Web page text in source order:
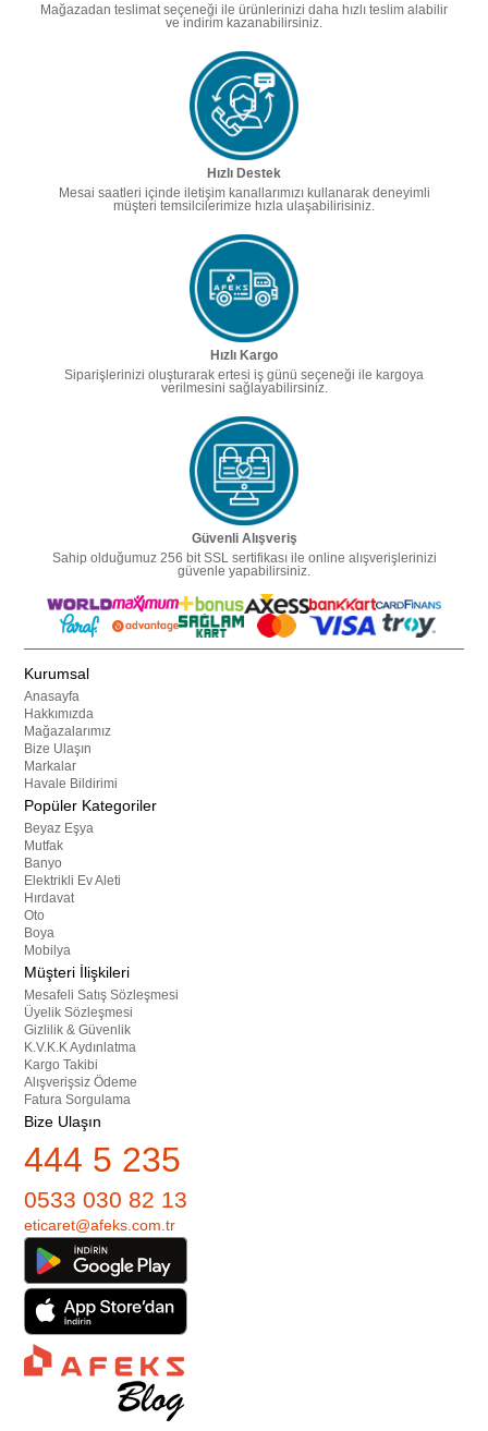
Mağazadan teslimat seçeneği ile ürünlerinizi daha hızlı teslim alabilir
ve indirim kazanabilirsiniz.
Hızlı Destek
Mesai saatleri içinde iletişim kanallarımızı kullanarak deneyimli
müşteri temsilcilerimize hızla ulaşabilirisiniz.
Hızlı Kargo
Siparişlerinizi oluşturarak ertesi iş günü seçeneği ile kargoya
verilmesini sağlayabilirsiniz.
Güvenli Alışveriş
Sahip olduğumuz 256 bit SSL sertifikası ile online alışverişlerinizi
güvenle yapabilirsiniz.
Kurumsal
Anasayfa
Hakkımızda
Mağazalarımız
Bize Ulaşın
Markalar
Havale Bildirimi
Popüler Kategoriler
Beyaz Eşya
Mutfak
Banyo
Elektrikli Ev Aleti
Hırdavat
Oto
Boya
Mobilya
Müşteri İlişkileri
Mesafeli Satış Sözleşmesi
Üyelik Sözleşmesi
Gizlilik & Güvenlik
K.V.K.K Aydınlatma
Kargo Takibi
Alışverişsiz Ödeme
Fatura Sorgulama
Bize Ulaşın
444 5 235
0533 030 82 13
eticaret@afeks.com.tr